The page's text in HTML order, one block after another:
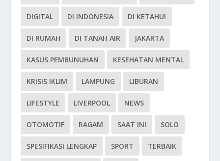
DIGITAL DI INDONESIA DI KETAHUI
DI RUMAH DI TANAH AIR JAKARTA
KASUS PEMBUNUHAN KESEHATAN MENTAL
KRISIS IKLIM LAMPUNG LIBURAN
LIFESTYLE LIVERPOOL NEWS
OTOMOTIF RAGAM SAAT INI SOLO
SPESIFIKASI LENGKAP SPORT TERBAIK